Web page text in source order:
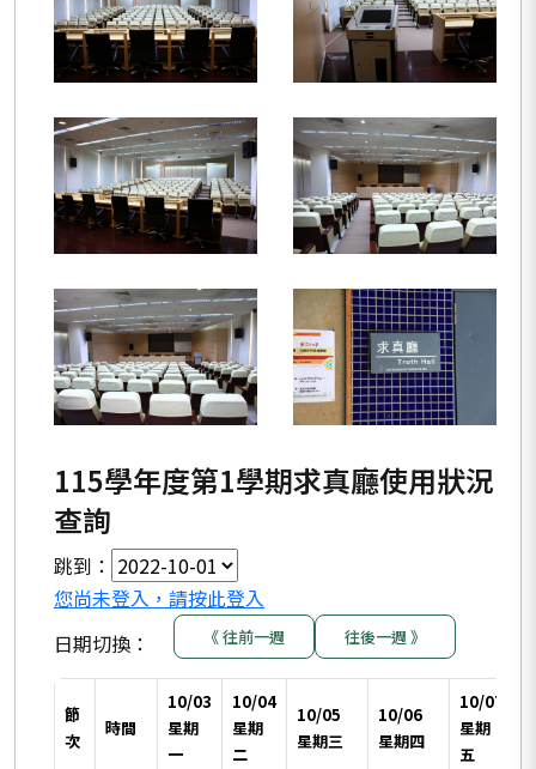
115學年度第1學期求真廳使用狀況
查詢
跳到：
您尚未登入，請按此登入
日期切換：
《 往前一週 往後一週 》
節
次
時間
10/03
星期
一
10/04
星期
二
10/05
星期三
10/06
星期四
10/07
星期
五